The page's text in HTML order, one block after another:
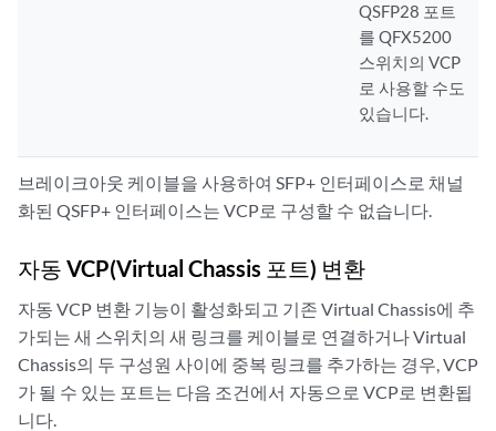
QSFP28 포트
를 QFX5200
스위치의 VCP
로 사용할 수도
있습니다.
브레이크아웃 케이블을 사용하여 SFP+ 인터페이스로 채널
화된 QSFP+ 인터페이스는 VCP로 구성할 수 없습니다.
자동 VCP(Virtual Chassis 포트) 변환
자동 VCP 변환 기능이 활성화되고 기존 Virtual Chassis에 추
가되는 새 스위치의 새 링크를 케이블로 연결하거나 Virtual
Chassis의 두 구성원 사이에 중복 링크를 추가하는 경우, VCP
가 될 수 있는 포트는 다음 조건에서 자동으로 VCP로 변환됩
니다.